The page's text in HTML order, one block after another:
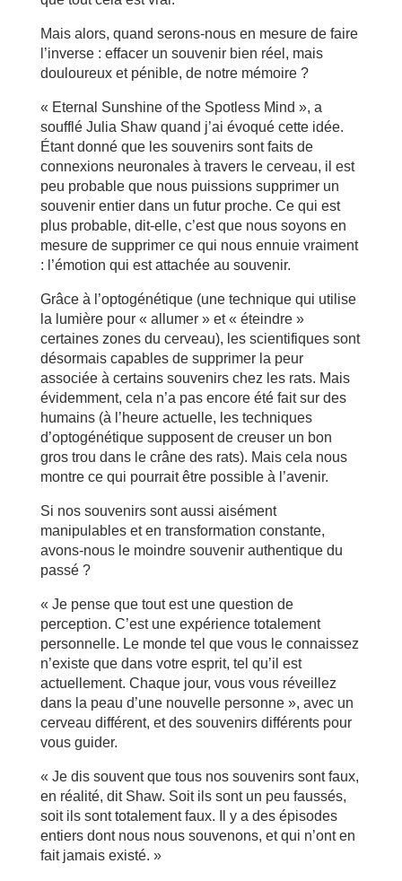
Mais alors, quand serons-nous en mesure de faire
l’inverse : effacer un souvenir bien réel, mais
douloureux et pénible, de notre mémoire ?
« Eternal Sunshine of the Spotless Mind », a
soufflé Julia Shaw quand j’ai évoqué cette idée.
Étant donné que les souvenirs sont faits de
connexions neuronales à travers le cerveau, il est
peu probable que nous puissions supprimer un
souvenir entier dans un futur proche. Ce qui est
plus probable, dit-elle, c’est que nous soyons en
mesure de supprimer ce qui nous ennuie vraiment
: l’émotion qui est attachée au souvenir.
Grâce à l’optogénétique (une technique qui utilise
la lumière pour « allumer » et « éteindre »
certaines zones du cerveau), les scientifiques sont
désormais capables de supprimer la peur
associée à certains souvenirs chez les rats. Mais
évidemment, cela n’a pas encore été fait sur des
humains (à l’heure actuelle, les techniques
d’optogénétique supposent de creuser un bon
gros trou dans le crâne des rats). Mais cela nous
montre ce qui pourrait être possible à l’avenir.
Si nos souvenirs sont aussi aisément
manipulables et en transformation constante,
avons-nous le moindre souvenir authentique du
passé ?
« Je pense que tout est une question de
perception. C’est une expérience totalement
personnelle. Le monde tel que vous le connaissez
n’existe que dans votre esprit, tel qu’il est
actuellement. Chaque jour, vous vous réveillez
dans la peau d’une nouvelle personne », avec un
cerveau différent, et des souvenirs différents pour
vous guider.
« Je dis souvent que tous nos souvenirs sont faux,
en réalité, dit Shaw. Soit ils sont un peu faussés,
soit ils sont totalement faux. Il y a des épisodes
entiers dont nous nous souvenons, et qui n’ont en
fait jamais existé. »